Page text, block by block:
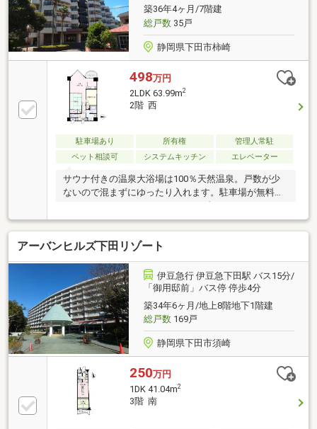
築36年4ヶ月/7階建
総戸数35戸
静岡県下田市柿崎
498万円
2LDK 63.99m2
2階 西
駐車場あり 所有権
管理人常駐
ペット相談可
システムキッチン エレベーター
サウナ付きの温泉大浴場は100％天然温泉。戸数が少
ないので混まずにゆったり入れます。駐車場が無料な
のもうれしい！ペットもＯＫ！リゾートマンションで
すが定住にも向いています。
アーバンヒルズ下田リゾート
伊豆急行 伊豆急下田駅 バス15分/
「御用邸前」バス停 停歩4分
築34年6ヶ月/地上8階地下1階建
総戸数169戸
静岡県下田市須崎
250万円
1DK 41.04m2
3階 南